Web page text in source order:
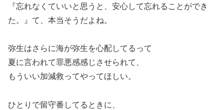
『忘れなくていいと思うと、安心して忘れることができ
た。』て、本当そうだよね。
弥生はさらに海が弥生を心配してるって
夏に言われて罪悪感感じさせられて、
もういい加減救ってやってほしい。
ひとりで留守番してるときに、